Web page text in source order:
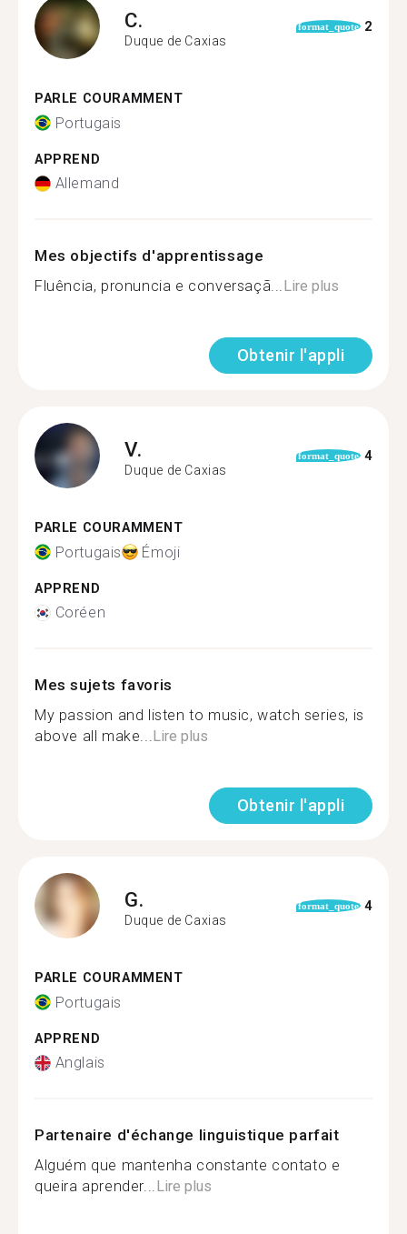
C.
Duque de Caxias
format_quote 2
PARLE COURAMMENT
Portugais
APPREND
Allemand
Mes objectifs d'apprentissage
Fluência, pronuncia e conversaçã...Lire plus
Obtenir l'appli
V.
Duque de Caxias
format_quote 4
PARLE COURAMMENT
Portugais Émoji
APPREND
Coréen
Mes sujets favoris
My passion and listen to music, watch series, is
above all make...Lire plus
Obtenir l'appli
G.
Duque de Caxias
format_quote 4
PARLE COURAMMENT
Portugais
APPREND
Anglais
Partenaire d'échange linguistique parfait
Alguém que mantenha constante contato e
queira aprender...Lire plus